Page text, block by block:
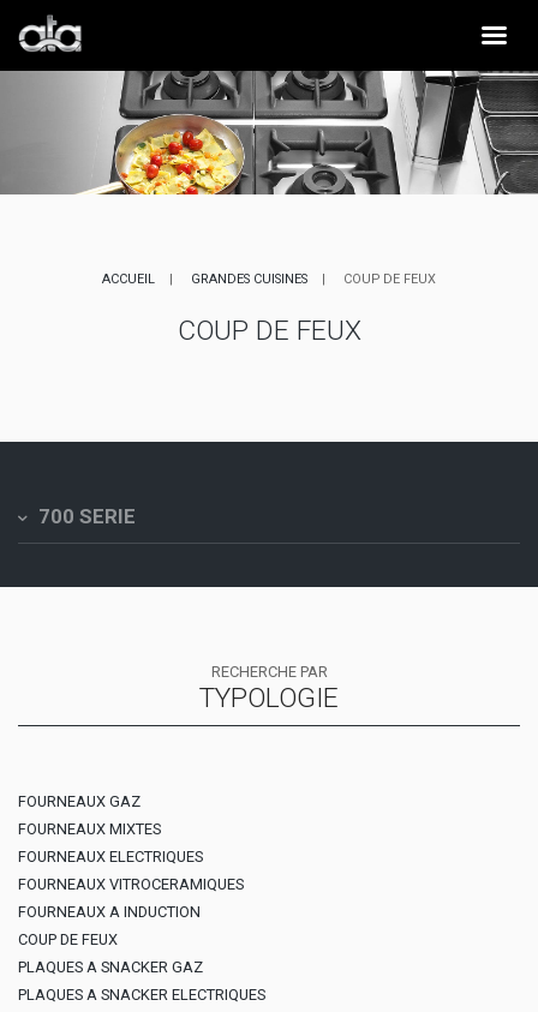
ACCUEIL GRANDES CUISINES COUP DE FEUX
COUP DE FEUX
700 SERIE
RECHERCHE PAR
TYPOLOGIE
FOURNEAUX GAZ
FOURNEAUX MIXTES
FOURNEAUX ELECTRIQUES
FOURNEAUX VITROCERAMIQUES
FOURNEAUX A INDUCTION
COUP DE FEUX
PLAQUES A SNACKER GAZ
PLAQUES A SNACKER ELECTRIQUES